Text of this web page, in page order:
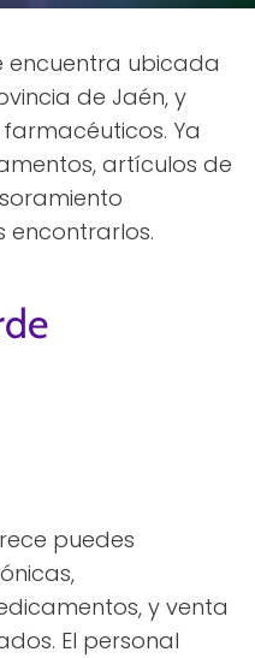
encuentra ubicada
de Jaén, y
Ya
artículos de
encontrarlos.
puedes
y venta
El personal